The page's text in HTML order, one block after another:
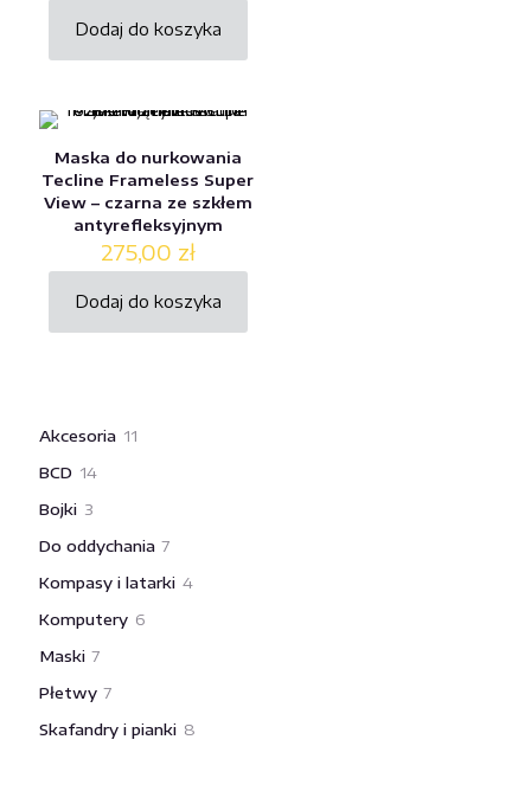
Dodaj do koszyka
Maska do nurkowania
Tecline Frameless Super
View – czarna ze szkłem
antyrefleksyjnym
275,00 zł
Dodaj do koszyka
Akcesoria 11
BCD 1414
Bojki 33
Do oddychania 7
Kompasy i latarki 44
Komputery 66
Maski 7
Płetwy 7
Skafandry i pianki 8